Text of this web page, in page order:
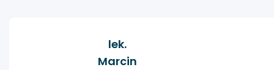
lek.
Marcin